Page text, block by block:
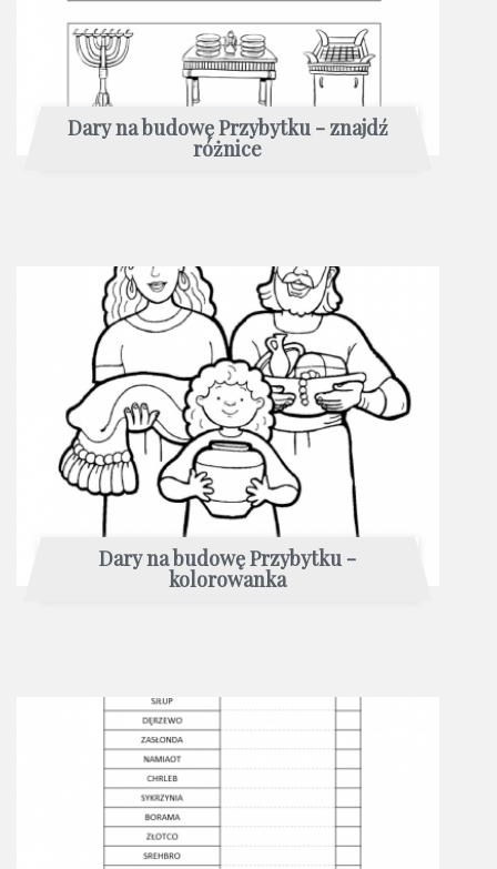
Dary na budowę Przybytku - znajdź
różnice
Dary na budowę Przybytku -
kolorowanka